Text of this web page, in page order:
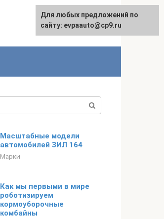
English
Масштабные модели
автомобилей ЗИЛ 164
Марки
Как мы первыми в мире
роботизируем
кормоуборочные
комбайны
Для любых предложений по
сайту: evpaauto@cp9.ru